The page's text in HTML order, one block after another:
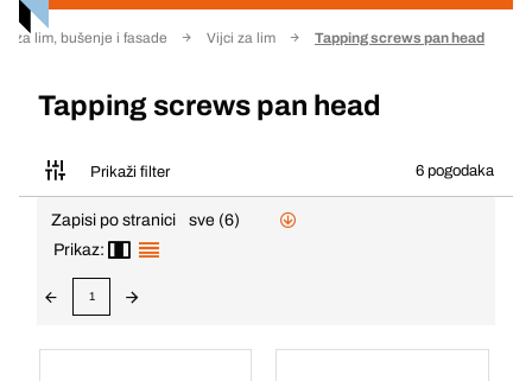
za lim, bušenje i fasade Vijci za lim Tapping screws pan head
Tapping screws pan head
Prikaži filter 6 pogodaka
Zapisi po stranici
sve (6)
Prikaz:
1